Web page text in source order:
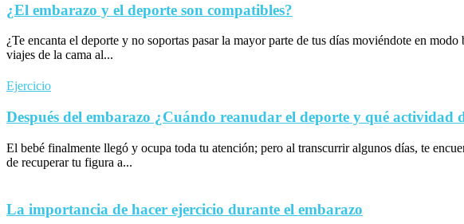
¿El embarazo y el deporte son compatibles?
¿Te encanta el deporte y no soportas pasar la mayor parte de tus días moviéndote en modo
viajes de la cama al...
Ejercicio
Después del embarazo ¿Cuándo reanudar el deporte y qué actividad
El bebé finalmente llegó y ocupa toda tu atención; pero al transcurrir algunos días, te
de recuperar tu figura a...
La importancia de hacer ejercicio durante el embarazo